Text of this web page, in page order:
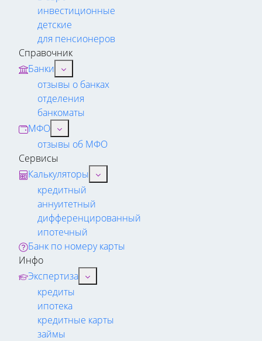
инвестиционные
детские
для пенсионеров
Справочник
Банки
отзывы о банках
отделения
банкоматы
МФО
отзывы об МФО
Сервисы
Калькуляторы
кредитный
аннуитетный
дифференцированный
ипотечный
Банк по номеру карты
Инфо
Экспертиза
кредиты
ипотека
кредитные карты
займы